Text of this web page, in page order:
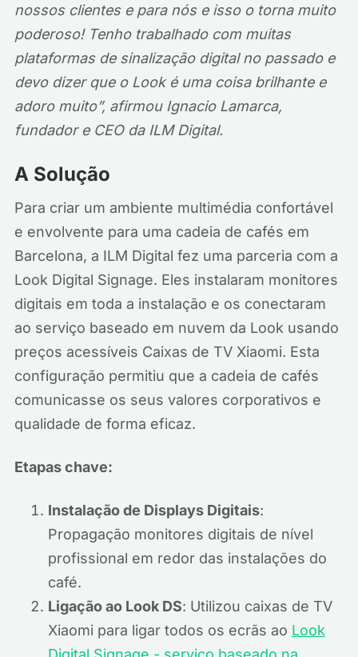
nossos clientes e para nós e isso o torna muito
poderoso! Tenho trabalhado com muitas
plataformas de sinalização digital no passado e
devo dizer que o Look é uma coisa brilhante e
adoro muito”, afirmou Ignacio Lamarca,
fundador e CEO da ILM Digital.
A Solução
Para criar um ambiente multimédia confortável
e envolvente para uma cadeia de cafés em
Barcelona, a ILM Digital fez uma parceria com a
Look Digital Signage. Eles instalaram monitores
digitais em toda a instalação e os conectaram
ao serviço baseado em nuvem da Look usando
preços acessíveis Caixas de TV Xiaomi. Esta
configuração permitiu que a cadeia de cafés
comunicasse os seus valores corporativos e
qualidade de forma eficaz.
Etapas chave:
Instalação de Displays Digitais:
Propagação monitores digitais de nível
profissional em redor das instalações do
café.
Ligação ao Look DS: Utilizou caixas de TV
Xiaomi para ligar todos os ecrãs ao Look